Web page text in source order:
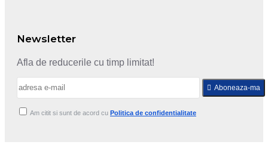
Newsletter
Afla de reducerile cu timp limitat!
Aboneaza-ma
Am citit si sunt de acord cu Politica de confidentialitate